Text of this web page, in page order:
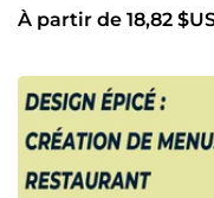
À partir de 18,82